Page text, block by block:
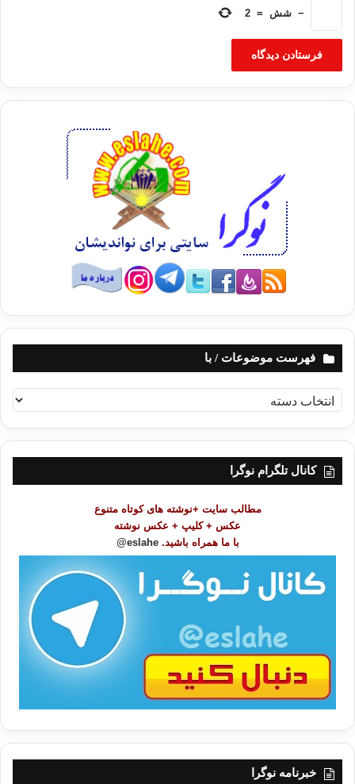
− شش =
2
فهرست موضوعات / با
ه
ر
کانال تلگرام نوگرا
مطالب سایت +نوشته های کوتاه متنوع
عکس + کلیپ + عکس نوشته
با ما همراه باشید. eslahe@
خبرنامه نوگرا